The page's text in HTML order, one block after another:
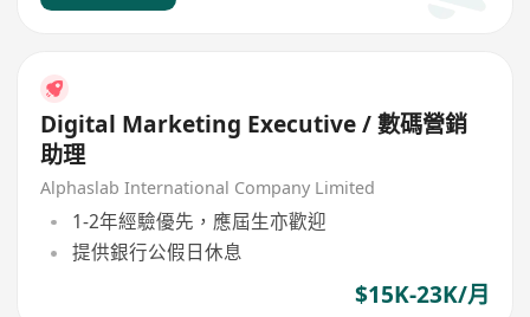
Digital Marketing Executive / 數碼營銷
助理
Alphaslab International Company Limited
1-2年經驗優先，應屆生亦歡迎
提供銀行公假日休息
$15K-23K/月